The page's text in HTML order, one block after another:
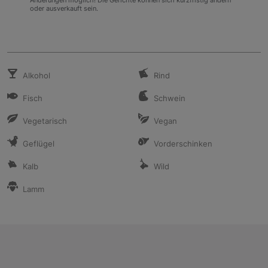
oder ausverkauft sein.
Alkohol
Fisch
Vegetarisch
Geflügel
Kalb
Lamm
Rind
Schwein
Vegan
Vorderschinken
Wild